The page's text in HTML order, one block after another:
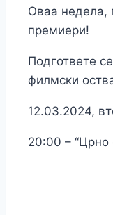
Оваа недела,
премиери!
Подгответе
филмски
12.03.2024,
20:00 – “Црно